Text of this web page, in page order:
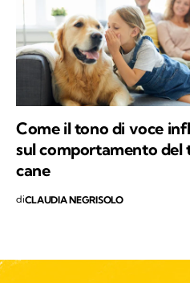
Come il tono di voce
sul comportamento del
cane
diCLAUDIA NEGRISOLO